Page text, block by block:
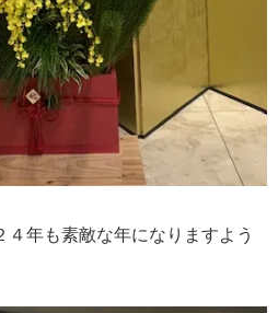
年も素敵な年になりますよう